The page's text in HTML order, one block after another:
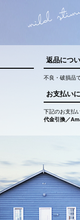
返品につ
不良・破損品
お支払い
下記のお支払
代金引換／